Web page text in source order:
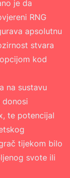
je da
RNG
apsolutnu
stvara
kod
na sustavu
donosi
te potencijal
tijekom bilo
svote ili